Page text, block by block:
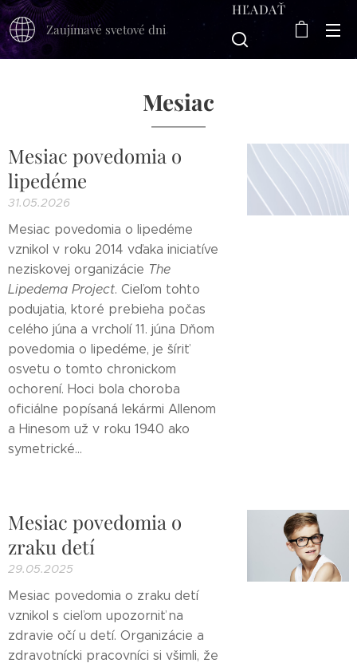
Zaujímavé svetové dni
HĽADAŤ
Mesiac
Mesiac povedomia o
lipedéme
31.05.2026
Mesiac povedomia o lipedéme
vznikol v roku 2014 vďaka iniciatíve
neziskovej organizácie The
Lipedema Project. Cieľom tohto
podujatia, ktoré prebieha počas
celého júna a vrcholí 11. júna Dňom
povedomia o lipedéme, je šíriť
osvetu o tomto chronickom
ochorení. Hoci bola choroba
oficiálne popísaná lekármi Allenom
a Hinesom už v roku 1940 ako
symetrické...
Mesiac povedomia o
zraku detí
29.05.2025
Mesiac povedomia o zraku detí
vznikol s cieľom upozorniť na
zdravie očí u detí. Organizácie a
zdravotnícki pracovníci si všimli, že